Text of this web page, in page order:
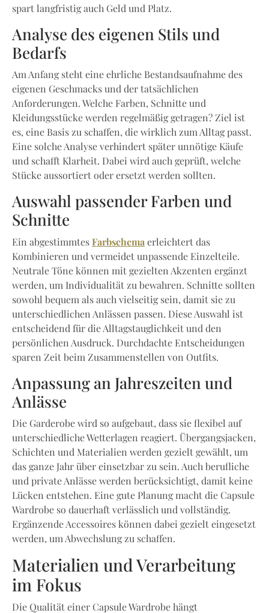
spart langfristig auch Geld und Platz.
Analyse des eigenen Stils und
Bedarfs
Am Anfang steht eine ehrliche Bestandsaufnahme des
eigenen Geschmacks und der tatsächlichen
Anforderungen. Welche Farben, Schnitte und
Kleidungsstücke werden regelmäßig getragen? Ziel ist
es, eine Basis zu schaffen, die wirklich zum Alltag passt.
Eine solche Analyse verhindert später unnötige Käufe
und schafft Klarheit. Dabei wird auch geprüft, welche
Stücke aussortiert oder ersetzt werden sollten.
Auswahl passender Farben und
Schnitte
Ein abgestimmtes Farbschema erleichtert das
Kombinieren und vermeidet unpassende Einzelteile.
Neutrale Töne können mit gezielten Akzenten ergänzt
werden, um Individualität zu bewahren. Schnitte sollten
sowohl bequem als auch vielseitig sein, damit sie zu
unterschiedlichen Anlässen passen. Diese Auswahl ist
entscheidend für die Alltagstauglichkeit und den
persönlichen Ausdruck. Durchdachte Entscheidungen
sparen Zeit beim Zusammenstellen von Outfits.
Anpassung an Jahreszeiten und
Anlässe
Die Garderobe wird so aufgebaut, dass sie flexibel auf
unterschiedliche Wetterlagen reagiert. Übergangsjacken,
Schichten und Materialien werden gezielt gewählt, um
das ganze Jahr über einsetzbar zu sein. Auch berufliche
und private Anlässe werden berücksichtigt, damit keine
Lücken entstehen. Eine gute Planung macht die Capsule
Wardrobe so dauerhaft verlässlich und vollständig.
Ergänzende Accessoires können dabei gezielt eingesetzt
werden, um Abwechslung zu schaffen.
Materialien und Verarbeitung
im Fokus
Die Qualität einer Capsule Wardrobe hängt